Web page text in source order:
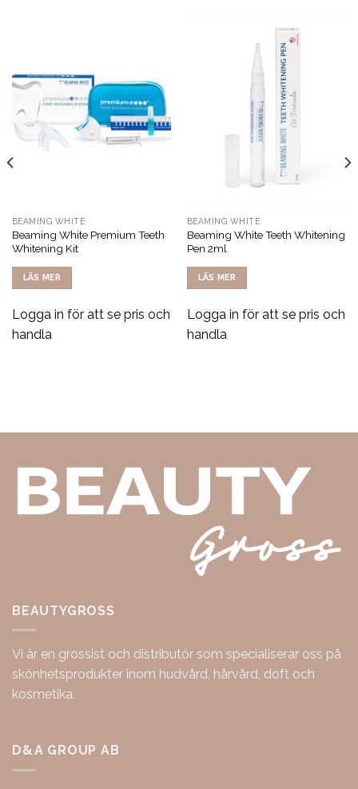
BEAMING WHITE
Beaming White Premium Teeth
Whitening Kit
LÄS MER
Logga in för att se pris och
handla
BEAMING WHITE
Beaming White Teeth Whitening
Pen 2ml
LÄS MER
Logga in för att se pris och
handla
BEAUTYGROSS
Vi är en grossist och distributör som specialiserar oss på
skönhetsprodukter inom hudvård, hårvård, doft och
kosmetika.
D&A GROUP AB